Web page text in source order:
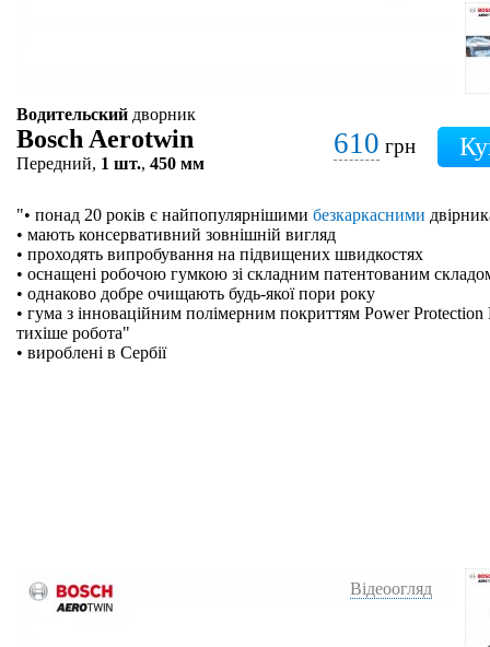
Водительский дворник
Bosch Aerotwin
Передний, 1 шт., 450 мм
610 грн
"• понад 20 років є найпопулярнішими безкаркасними
• мають консервативний зовнішній вигляд
• проходять випробування на підвищених швидкостях
• оснащені робочою гумкою зі складним патентованим
• однаково добре очищають будь-якої пори року
• гума з інноваційним полімерним покриттям Power
тихіше робота"
• вироблені в Сербії
Відеоогляд